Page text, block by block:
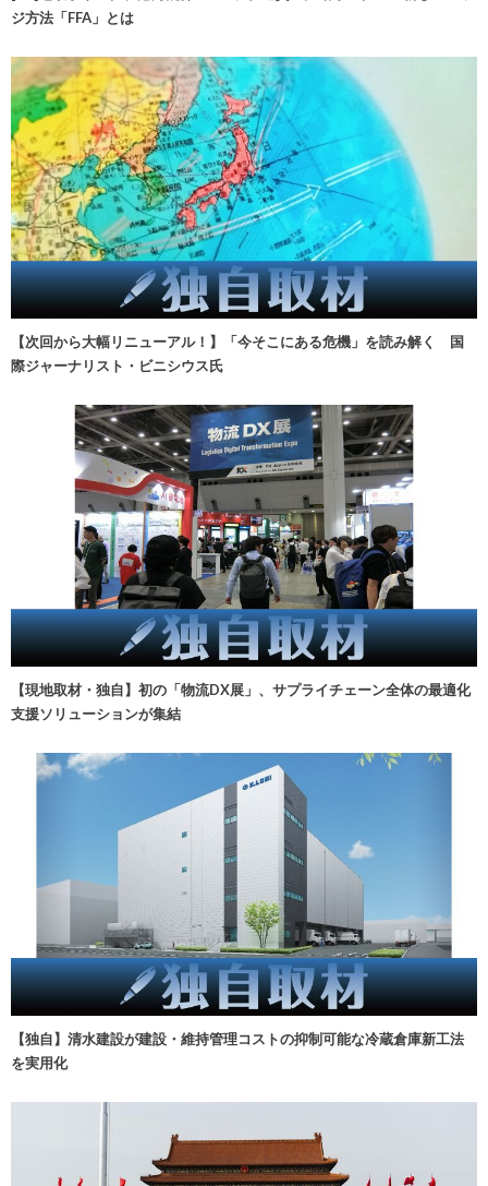
ジ方法「FFA」とは
【次回から大幅リニューアル！】「今そこにある危機」を読み解く 国
際ジャーナリスト・ビニシウス氏
【現地取材・独自】初の「物流DX展」、サプライチェーン全体の最適化
支援ソリューションが集結
【独自】清水建設が建設・維持管理コストの抑制可能な冷蔵倉庫新工法
を実用化